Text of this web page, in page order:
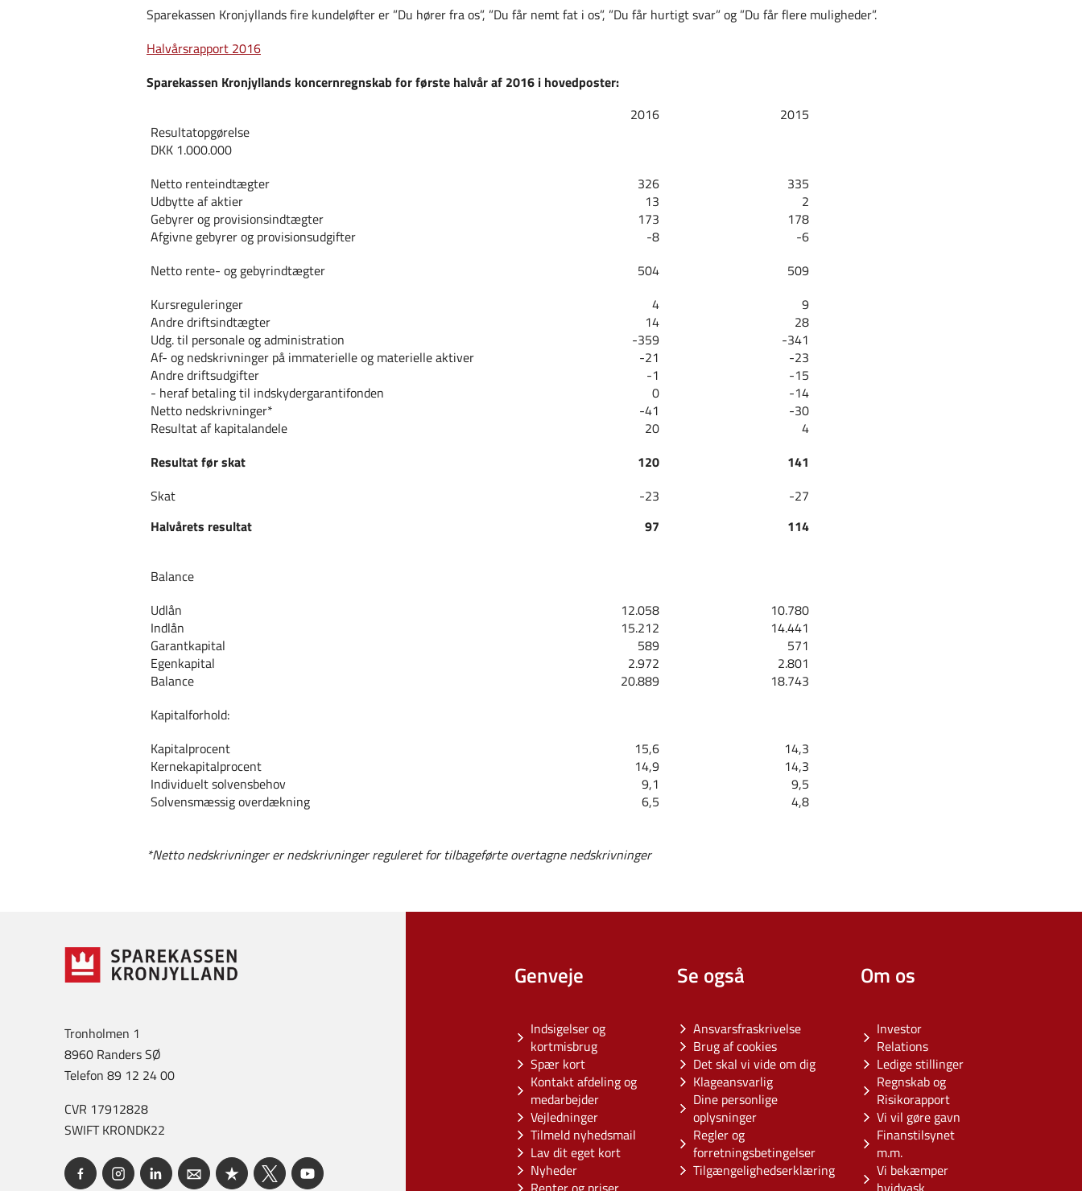
Sparekassen Kronjyllands fire kundeløfter er ”Du hører fra os”, ”Du får nemt fat i os”, ”Du får hurtigt svar” og ”Du får flere muligheder”.
Halvårsrapport 2016
Sparekassen Kronjyllands koncernregnskab for første halvår af 2016 i hovedposter:
2016
2015
Resultatopgørelse
DKK 1.000.000
Netto renteindtægter
326
335
Udbytte af aktier
13
2
Gebyrer og provisionsindtægter
173
178
Afgivne gebyrer og provisionsudgifter
-8
-6
Netto rente- og gebyrindtægter
504
509
Kursreguleringer
4
9
Andre driftsindtægter
14
28
Udg. til personale og administration
-359
-341
Af- og nedskrivninger på immaterielle og materielle aktiver
-21
-23
Andre driftsudgifter
-1
-15
- heraf betaling til indskydergarantifonden
0
-14
Netto nedskrivninger*
-41
-30
Resultat af kapitalandele
20
4
Resultat før skat
120
141
Skat
-23
-27
Halvårets resultat
97 114
Balance
Udlån
12.058
10.780
Indlån
15.212
14.441
Garantkapital
589
571
Egenkapital
2.972
2.801
Balance
20.889
18.743
Kapitalforhold:
Kapitalprocent
15,6
14,3
Kernekapitalprocent
14,9
14,3
Individuelt solvensbehov
9,1
9,5
Solvensmæssig overdækning
6,5 4,8
*Netto nedskrivninger er nedskrivninger reguleret for tilbageførte overtagne nedskrivninger
Genveje
Indsigelser og
kortmisbrug
Spær kort
Kontakt afdeling og
medarbejder
Vejledninger
Tilmeld nyhedsmail
Lav dit eget kort
Nyheder
Se også
Ansvarsfraskrivelse
Brug af cookies
Det skal vi vide om dig
Klageansvarlig
Dine personlige
oplysninger
Regler og
forretningsbetingelser
Tilgængelighedserklæring
Om os
Investor
Relations
Ledige stillinger
Regnskab og
Risikorapport
Vi vil gøre gavn
Finanstilsynet
m.m.
Vi bekæmper
Tronholmen 1
8960 Randers SØ
Telefon 89 12 24 00
CVR 17912828
SWIFT KRONDK22